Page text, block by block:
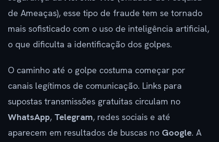
de Ameaças), esse tipo de fraude tem se tornado
mais sofisticado com o uso de inteligência artificial,
o que dificulta a identificação dos golpes.
O caminho até o golpe costuma começar por
canais legítimos de comunicação. Links para
supostas transmissões gratuitas circulam no
WhatsApp, Telegram, redes sociais e até
aparecem em resultados de buscas no Google. A